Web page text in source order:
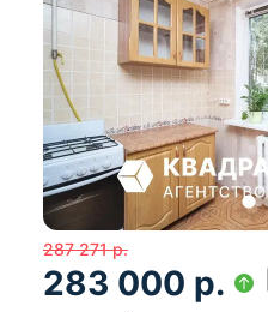
287 271 р.
283 000 р.